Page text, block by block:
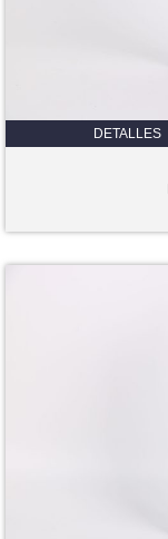
DETALLES